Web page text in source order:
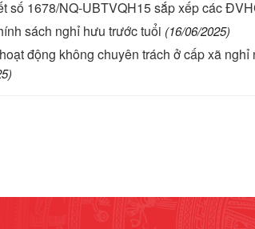
số 1678/NQ-UBTVQH15 sắp xếp các
sách nghỉ hưu trước tuổi (16/06/2025)
động không chuyên trách ở cấp xã